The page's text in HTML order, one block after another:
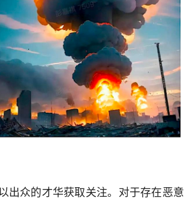
出众的才华获取关注。对于存在恶意